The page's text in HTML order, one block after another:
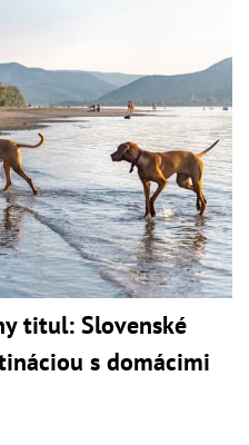
titul: Slovenské
s domácimi